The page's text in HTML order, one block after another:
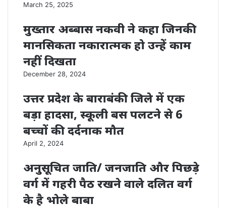
March 25, 2025
मुख्तार अब्बास नकवी ने कहा जिनकी
मानसिकता नकारात्मक हो उन्हें काम
नहीं दिखता
December 28, 2024
उत्तर प्रदेश के बाराबंकी जिले में एक
बड़ा हादसा, स्कूली बस पलटने से 6
बच्चों की दर्दनाक मौत
April 2, 2024
अनुसूचित जाति/ जनजाति और पिछड़े
वर्ग में गहरी पैठ रखने वाले दलित वर्ग
के है भोले बाबा